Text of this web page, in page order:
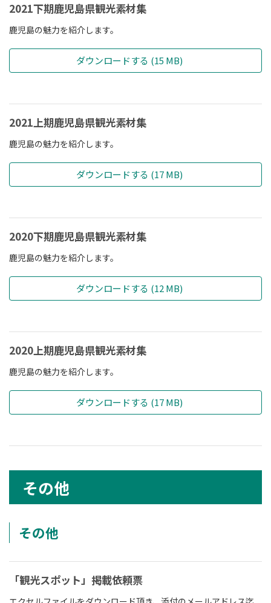
2021下期鹿児島県観光素材集
鹿児島の魅力を紹介します。
ダウンロードする (15 MB)
2021上期鹿児島県観光素材集
鹿児島の魅力を紹介します。
ダウンロードする (17 MB)
2020下期鹿児島県観光素材集
鹿児島の魅力を紹介します。
ダウンロードする (12 MB)
2020上期鹿児島県観光素材集
鹿児島の魅力を紹介します。
ダウンロードする (17 MB)
その他
その他
「観光スポット」掲載依頼票